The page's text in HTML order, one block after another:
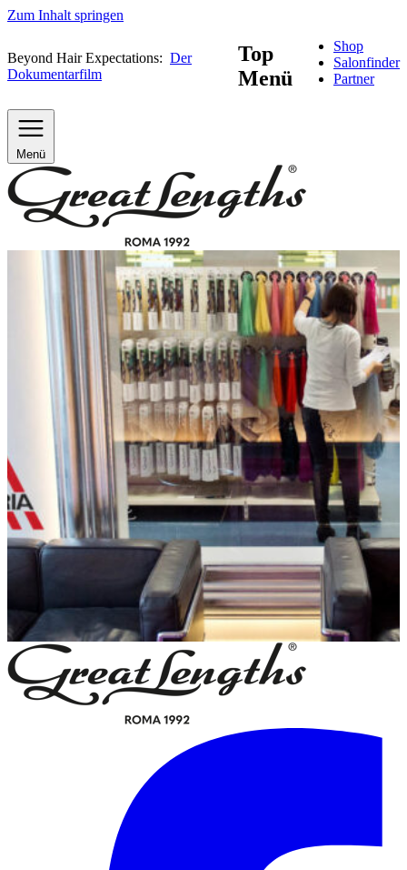
Zum Inhalt springen
Beyond Hair Expectations: Der
Dokumentarfilm
Top
Menü
Shop
Salonfinder
Partner
Menü